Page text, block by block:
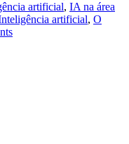
artificial, IA na área
artificial, O